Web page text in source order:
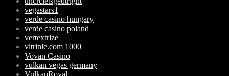
vegastars1
verde casino hungary
verde casino poland
vertextrize
vitrinle.com 1000
Vovan Casino
vulkan vegas germany
VulkanRoyal